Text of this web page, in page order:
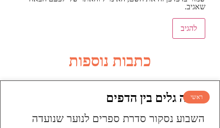
שאגיב.
כתבות נוספות
ראשי
עושה גלים בין הדפים
השבוע נסקור סדרת ספרים לנוער שנועדה